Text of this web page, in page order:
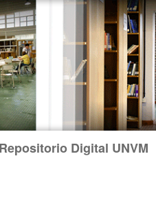
Repositorio Digital UNVM